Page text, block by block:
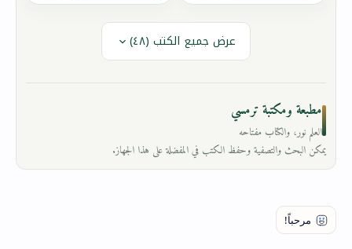
عرض جميع الكتب (٤٨)
مطبعة ومكتبة ترمسي
العلم نور، والكتاب مفتاحه
يمكن البحث والتصفية وحفظ الكتب في المفضلة على هذا الجهاز.